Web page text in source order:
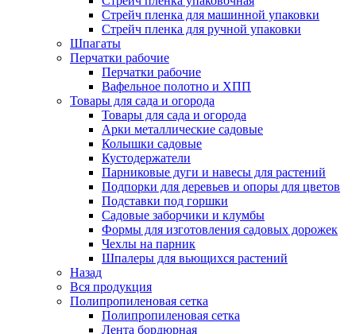
Стрейч пленка для машинной упаковки
Стрейч пленка для ручной упаковки
Шпагаты
Перчатки рабочие
Перчатки рабочие
Вафельное полотно и ХПП
Товары для сада и огорода
Товары для сада и огорода
Арки металлические садовые
Колышки садовые
Кустодержатели
Парниковые дуги и навесы для растений
Подпорки для деревьев и опоры для цветов
Подставки под горшки
Садовые заборчики и клумбы
Формы для изготовления садовых дорожек
Чехлы на парник
Шпалеры для вьющихся растений
Назад
Вся продукция
Полипропиленовая сетка
Полипропиленовая сетка
Лента бордюрная